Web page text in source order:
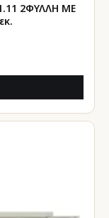
2ΦΥΛΛΗ ΜΕ